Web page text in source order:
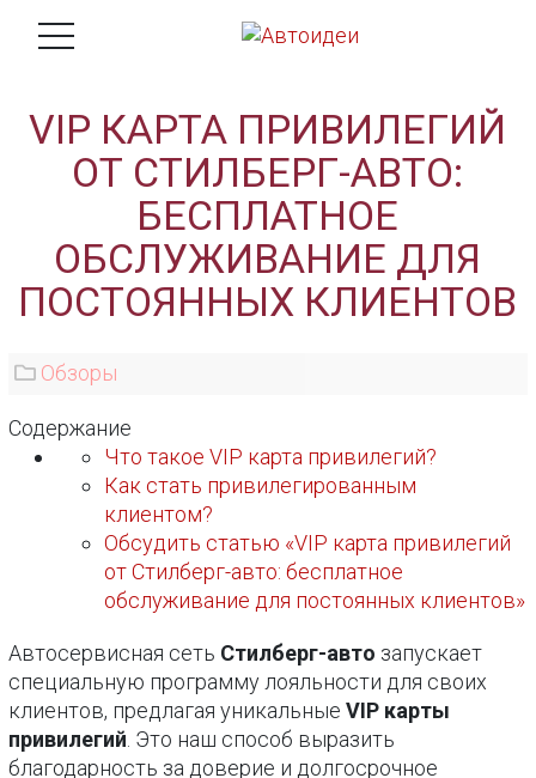
VIP КАРТА ПРИВИЛЕГИЙ
ОТ СТИЛБЕРГ-АВТО:
БЕСПЛАТНОЕ
ОБСЛУЖИВАНИЕ ДЛЯ
ПОСТОЯННЫХ КЛИЕНТОВ
Обзоры
Содержание
Что такое VIP карта привилегий?
Как стать привилегированным
клиентом?
Обсудить статью «VIP карта привилегий
от Стилберг-авто: бесплатное
обслуживание для постоянных клиентов»
Автосервисная сеть Стилберг-авто запускает
специальную программу лояльности для своих
клиентов, предлагая уникальныеVIP карты
привилегий . Это наш способ выразить
благодарность за доверие и долгосрочное